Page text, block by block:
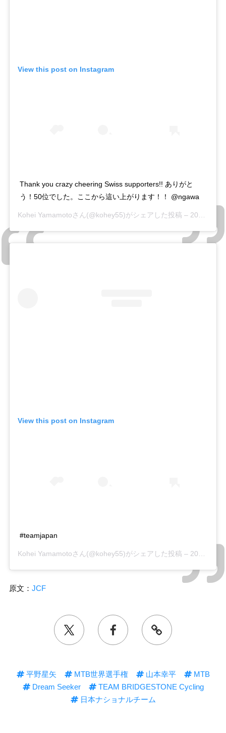
View this post on Instagram
Thank you crazy cheering Swiss supporters!! ありがと
う！50位でした。ここから這い上がります！！ @ngawa
Kohei Yamamotoさん(@kohey55)がシェアした投稿 – 2018年 9月月8日午後12時21分PDT
View this post on Instagram
#teamjapan
Kohei Yamamotoさん(@kohey55)がシェアした投稿 – 2018年 9月月8日午後9時26分PDT
原文： JCF
平野星矢 MTB世界選手権 山本幸平
MTB
Dream Seeker
TEAM BRIDGESTONE Cycling
日本ナショナルチーム